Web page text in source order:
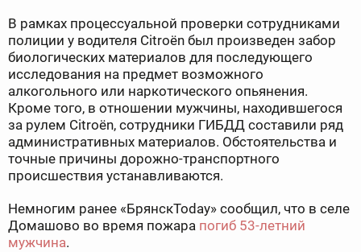
В рамках процессуальной проверки сотрудниками
полиции у водителя Citroën был произведен забор
биологических материалов для последующего
исследования на предмет возможного
алкогольного или наркотического опьянения.
Кроме того, в отношении мужчины, находившегося
за рулем Citroën, сотрудники ГИБДД составили ряд
административных материалов. Обстоятельства и
точные причины дорожно-транспортного
происшествия устанавливаются.
Немногим ранее «БрянскToday» сообщил, что в селе
Домашово во время пожара погиб 53-летний
мужчина.